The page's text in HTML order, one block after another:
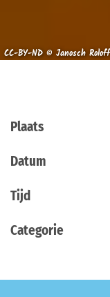
CC-BY-ND © Janosch
Plaats
Datum
Tijd
Categorie